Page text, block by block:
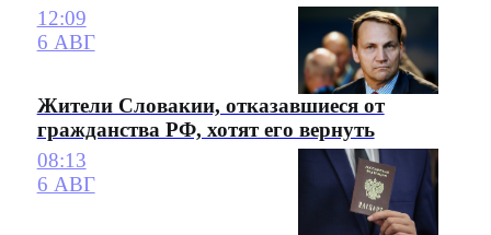
12:09
6 АВГ
Жители Словакии, отказавшиеся от
гражданства РФ, хотят его вернуть
08:13
6 АВГ